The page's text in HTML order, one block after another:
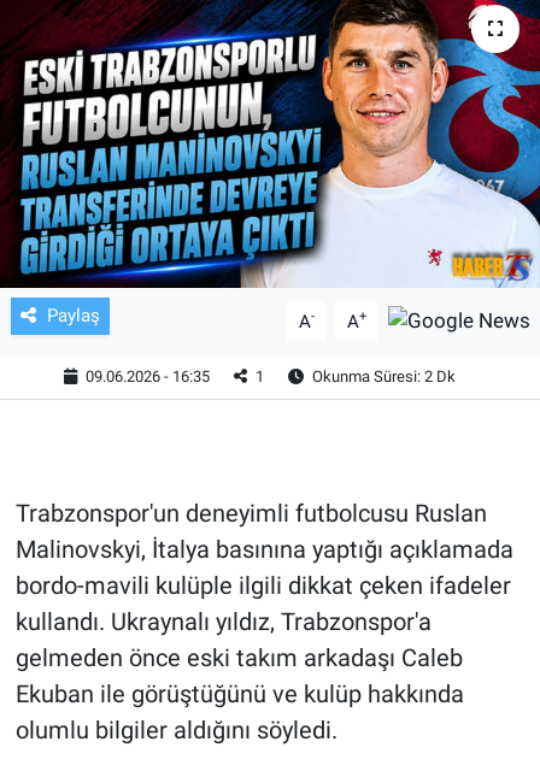
Paylaş A- A+
09.06.2026 - 16:35 1 Okunma Süresi: 2 Dk
Trabzonspor'un deneyimli futbolcusu Ruslan
Malinovskyi, İtalya basınına yaptığı açıklamada
bordo-mavili kulüple ilgili dikkat çeken ifadeler
kullandı. Ukraynalı yıldız, Trabzonspor'a
gelmeden önce eski takım arkadaşı Caleb
Ekuban ile görüştüğünü ve kulüp hakkında
olumlu bilgiler aldığını söyledi.
TV VE SİNEMA
BASKETBOL
SAĞLIK
GENEL
KÜLTÜR SANAT
ASAYİŞ
EKONOMİ
ÇEVRE
HABERDE İNSAN
SPOR